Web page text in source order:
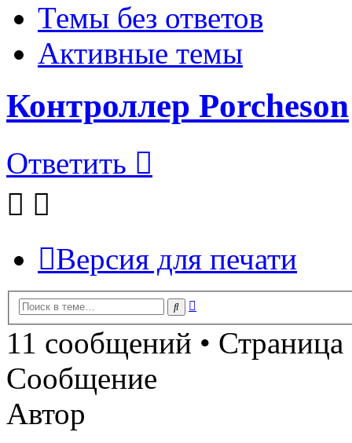
Темы без ответов
Активные темы
Контроллер Porcheson
Ответить
Версия для печати
Поиск
11 сообщений • Страница
Сообщение
Автор